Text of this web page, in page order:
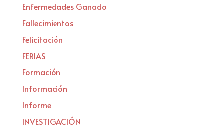
Enfermedades Ganado
Fallecimientos
Felicitación
FERIAS
Formación
Información
Informe
INVESTIGACIÓN